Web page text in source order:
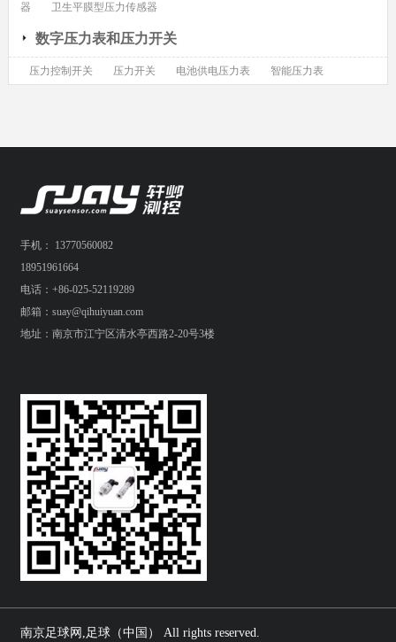
器
卫生平膜型压力传感器
数字压力表和压力开关
压力控制开关 压力开关 电池供电压力表 智能压力表
手机： 13770560082
18951961664
电话：+86-025-52119289
邮箱：suay@qihuiyuan.com
地址：南京市江宁区清水亭西路2-20号3楼
南京足球网,足球（中国） All rights reserved.